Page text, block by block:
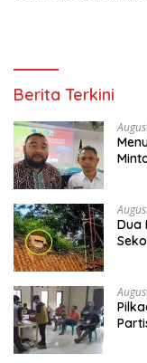
Berita Terkini
Dua